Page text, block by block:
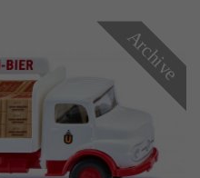
Archive